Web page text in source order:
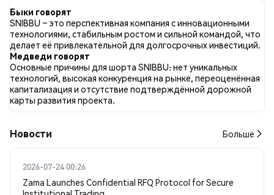
отношении SNIBBU во всех социальных сетях было Бычий.
Всего было опубликовано 0 новостных статей о SNIBBU. В
Twitter 55.56% твитов имели бычий настрой по сравнению с
11.11% твитов с медвежьим настроем по SNIBBU. 33.33%
твитов были нейтральными по отношению к SNIBBU. Эти
данные основаны на 9 твитах.
Быки говорят
SNIBBU – это перспективная компания с инновационными
технологиями, стабильным ростом и сильной командой, что
делает её привлекательной для долгосрочных инвестиций.
Медведи говорят
Основные причины для шорта SNIBBU: нет уникальных
технологий, высокая конкуренция на рынке, переоценённая
капитализация и отсутствие подтверждённой дорожной
карты развития проекта.
Новости Больше
2026-07-24 00:26
Zama Launches Confidential RFQ Protocol for Secure